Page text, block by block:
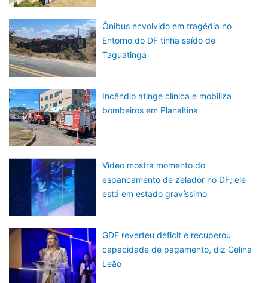
Ônibus envolvido em tragédia no
Entorno do DF tinha saído de
Taguatinga
Incêndio atinge clínica e mobiliza
bombeiros em Planaltina
Vídeo mostra momento do
espancamento de zelador no DF; ele
está em estado gravíssimo
GDF reverteu déficit e recuperou
capacidade de pagamento, diz Celina
Leão